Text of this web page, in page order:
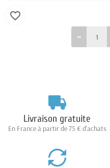
favorite_border
Livraison gratuite
En France à partir de 75 € d'achats